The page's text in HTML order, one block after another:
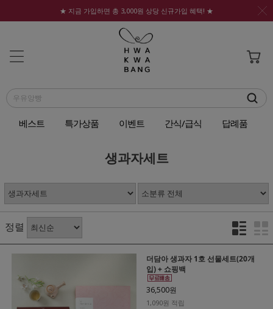
★ 지금 가입하면 총 3,000원 상당 신규가입 혜택! ★
베스트 특가상품 이벤트 간식/급식 답례품
생과자세트
정렬
더담아 생과자 1호 선물세트(20개
입) + 쇼핑백
36,500원
1,090원 적립